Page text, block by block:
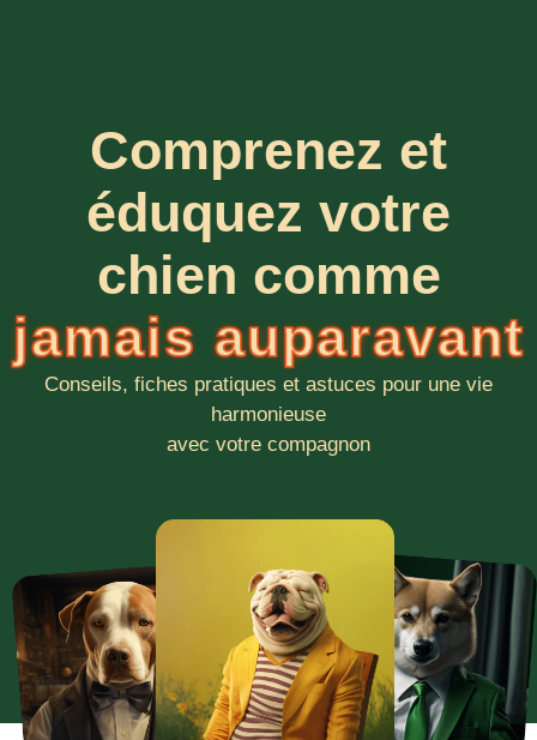
Comprenez et
éduquez votre
chien comme
jamais auparavant
Conseils, fiches pratiques et astuces pour une vie
harmonieuse
avec votre compagnon